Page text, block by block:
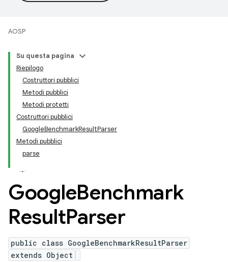
AOSP
Su questa pagina
Riepilogo
Costruttori pubblici
Metodi pubblici
Metodi protetti
Costruttori pubblici
GoogleBenchmarkResultParser
Metodi pubblici
parse
GoogleBenchmark
ResultParser
public class GoogleBenchmarkResultParser
extends Object